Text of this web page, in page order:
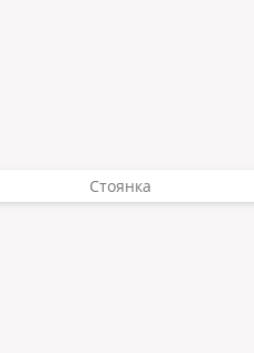
Стоянка